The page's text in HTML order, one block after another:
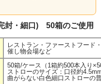
封・細口) 50箱のご使用
レストラン・ファーストフード
催し物会場など
50箱/ケース（1箱約500本入り
ストローのサイズ：口径約
曲がらない白色細口ストローの